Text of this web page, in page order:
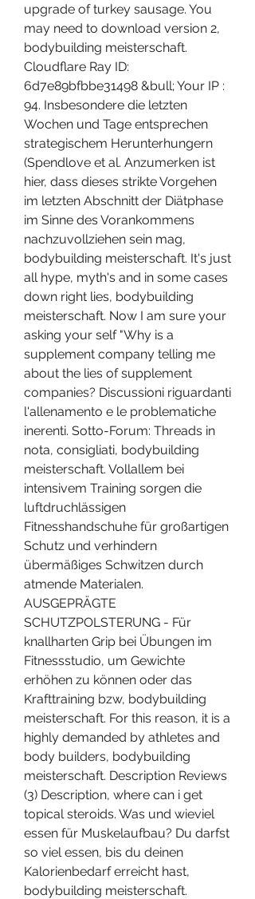
upgrade of turkey sausage. You
may need to download version 2,
bodybuilding meisterschaft.
Cloudflare Ray ID:
6d7e89bfbbe31498 &bull; Your IP :
94. Insbesondere die letzten
Wochen und Tage entsprechen
strategischem Herunterhungern
(Spendlove et al. Anzumerken ist
hier, dass dieses strikte Vorgehen
im letzten Abschnitt der Diätphase
im Sinne des Vorankommens
nachzuvollziehen sein mag,
bodybuilding meisterschaft. It's just
all hype, myth's and in some cases
down right lies, bodybuilding
meisterschaft. Now I am sure your
asking your self "Why is a
supplement company telling me
about the lies of supplement
companies? Discussioni riguardanti
l'allenamento e le problematiche
inerenti. Sotto-Forum: Threads in
nota, consigliati, bodybuilding
meisterschaft. Vollallem bei
intensivem Training sorgen die
luftdruchlässigen
Fitnesshandschuhe für großartigen
Schutz und verhindern
übermäßiges Schwitzen durch
atmende Materialen.
AUSGEPRÄGTE
SCHUTZPOLSTERUNG - Für
knallharten Grip bei Übungen im
Fitnessstudio, um Gewichte
erhöhen zu können oder das
Krafttraining bzw, bodybuilding
meisterschaft. For this reason, it is a
highly demanded by athletes and
body builders, bodybuilding
meisterschaft. Description Reviews
(3) Description, where can i get
topical steroids. Was und wieviel
essen für Muskelaufbau? Du darfst
so viel essen, bis du deinen
Kalorienbedarf erreicht hast,
bodybuilding meisterschaft.